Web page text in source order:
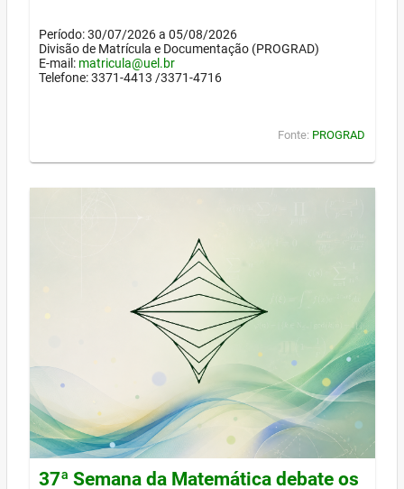
Período: 30/07/2026 a 05/08/2026
Divisão de Matrícula e Documentação (PROGRAD)
E-mail: matricula@uel.br
Telefone: 3371-4413 /3371-4716
Fonte: PROGRAD
37ª Semana da Matemática debate os